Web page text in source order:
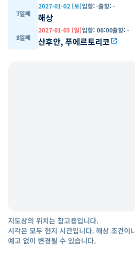
7일째
2027-01-02 (토)입항: -출항: -
해상
8일째
2027-01-03 (일)입항: 06:00출항: -
산후안, 푸에르토리코open_in_new
지도상의 위치는 참고용입니다.
시각은 모두 현지 시간입니다. 해상 조건이
예고 없이 변경될 수 있습니다.